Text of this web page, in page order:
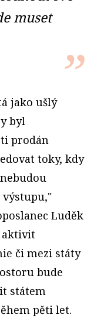
muset
jako ušlý
byl
prodán
toky, kdy
výstupu,"
Luděk
aktivit
či mezi státy
bude
státem
pěti let.